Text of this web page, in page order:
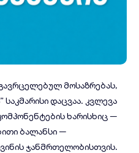
მოსაზრებას,
საკმარისი დაცვაა. კვლევა
ხარისხიც —
ბალანსი —
ჯანმრთელობისთვის.